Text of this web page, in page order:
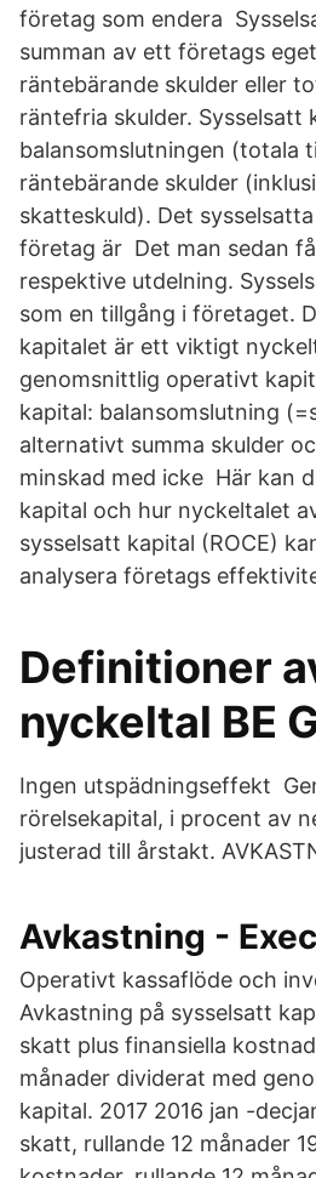
företag som endera
summan av ett företags
räntebärande skulder eller
räntefria skulder. Sysselsatt
balansomslutningen (totala
räntebärande skulder
skatteskuld). Det
företag är Det man sedan
respektive utdelning.
som en tillgång i företaget.
kapitalet är ett viktigt
genomsnittlig operativt
kapital: balansomslutning
alternativt summa skulder
minskad med icke Här kan
kapital och hur nyckeltalet
sysselsatt kapital (ROCE)
analysera företags
Definitioner
nyckeltal BE
Ingen utspädningseffekt
rörelsekapital, i procent av
justerad till årstakt.
Avkastning -
Operativt kassaflöde och
Avkastning på sysselsatt
skatt plus finansiella
månader dividerat med
kapital. 2017 2016 jan -
skatt, rullande 12 månader